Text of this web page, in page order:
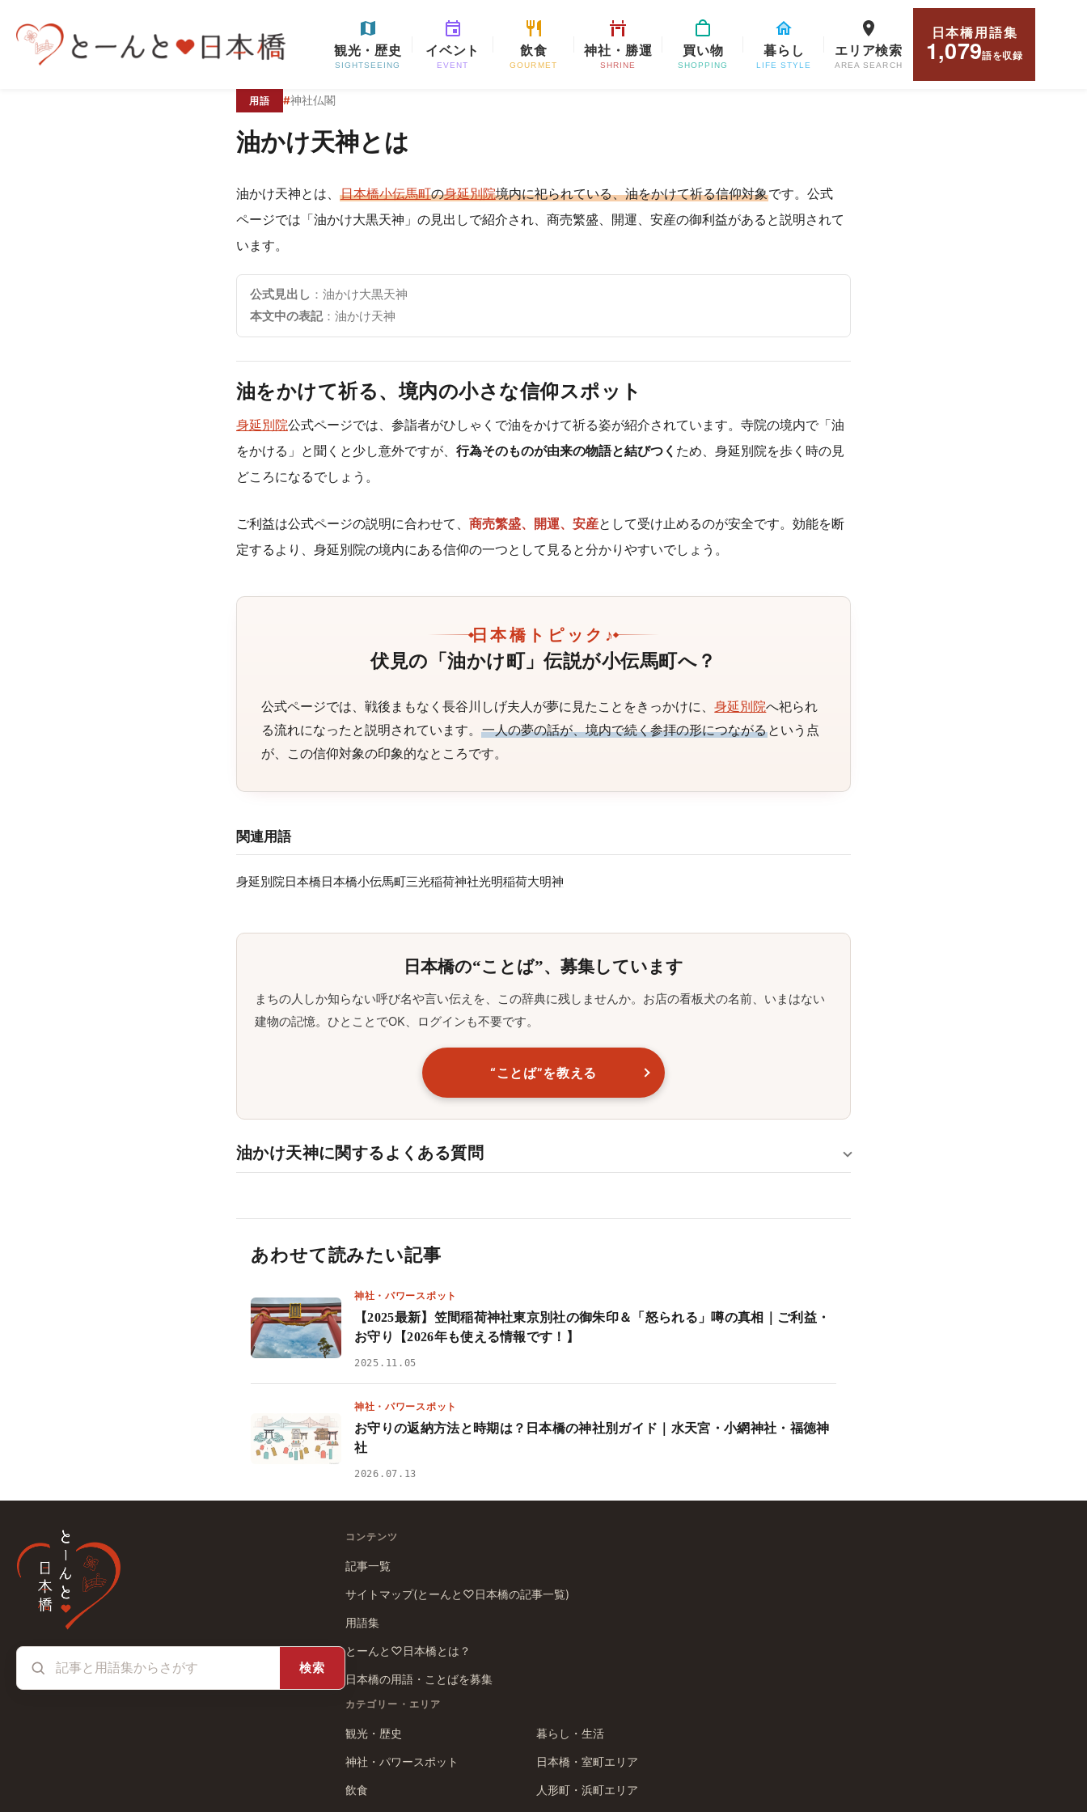
観光・歴史
SIGHTSEEING
イベント
EVENT
飲食
GOURMET
神社・勝運
SHRINE
買い物
SHOPPING
暮らし
LIFE STYLE
エリア検索
AREA SEARCH
日本橋用語集
1,079語を収録
用語 #神社仏閣
油かけ天神とは
油かけ天神とは、 日本橋小伝馬町の身延別院境内に祀られている、油をかけて祈る信仰対象です。公式
ページでは「油かけ大黒天神」の見出しで紹介され、商売繁盛、開運、安産の御利益があると説明されて
います。
公式見出し ：油かけ大黒天神
本文中の表記：油かけ天神
油をかけて祈る、境内の小さな信仰スポット
身延別院公式ページでは、参詣者がひしゃくで油をかけて祈る姿が紹介されています。寺院の境内で「油
をかける」と聞くと少し意外ですが、 行為そのものが由来の物語と結びつく ため、身延別院を歩く時の見
どころになるでしょう。
ご利益は公式ページの説明に合わせて、 商売繁盛、開運、安産として受け止めるのが安全です。効能を断
定するより、身延別院の境内にある信仰の一つとして見ると分かりやすいでしょう。
日本橋トピック♪
伏見の「油かけ町」伝説が小伝馬町へ？
公式ページでは、戦後まもなく長谷川しげ夫人が夢に見たことをきっかけに、身延別院へ祀られ
る流れになったと説明されています。一人の夢の話が、境内で続く参拝の形につながるという点
が、この信仰対象の印象的なところです。
関連用語
身延別院日本橋日本橋小伝馬町三光稲荷神社光明稲荷大明神
日本橋の“ことば”、募集しています
まちの人しか知らない呼び名や言い伝えを、この辞典に残しませんか。お店の看板犬の名前、いまはない
建物の記憶。ひとことでOK、ログインも不要です。
“ことば”を教える
油かけ天神に関するよくある質問
あわせて読みたい記事
神社・パワースポット
【2025最新】笠間稲荷神社東京別社の御朱印＆「怒られる」噂の真相｜ご利益・
お守り【2026年も使える情報です！】
2025.11.05
神社・パワースポット
お守りの返納方法と時期は？日本橋の神社別ガイド｜水天宮・小網神社・福徳神
社
2026.07.13
検索
コンテンツ
記事一覧
サイトマップ(とーんと♡日本橋の記事一覧)
用語集
とーんと♡日本橋とは？
日本橋の用語・ことばを募集
カテゴリー・エリア
観光・歴史
神社・パワースポット
飲食
暮らし・生活
日本橋・室町エリア
人形町・浜町エリア